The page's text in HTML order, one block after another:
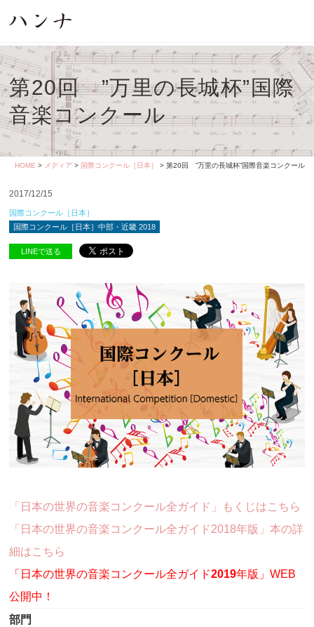
第20回 ”万里の長城杯”国際
音楽コンクール
HOME > メディア > 国際コンクール［日本］ > 第20回 ”万里の長城杯”国際音楽コンクール
2017/12/15
国際コンクール［日本］
国際コンクール［日本］中部・近畿 2018
LINEで送る
「日本の世界の音楽コンクール全ガイド」もくじはこちら
「日本の世界の音楽コンクール全ガイド2018年版」本の詳
細はこちら
「日本の世界の音楽コンクール全ガイド2019年版」WEB
公開中！
部門